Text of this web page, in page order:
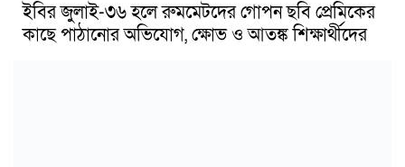
ইবির জুলাই-৩৬ হলে রুমমেটদের গোপন ছবি প্রেমিকের
কাছে পাঠানোর অভিযোগ, ক্ষোভ ও আতঙ্ক শিক্ষার্থীদের